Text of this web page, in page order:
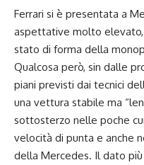
Ferrari si è presentata a
aspettative molto
stato di forma della
Qualcosa però, sin dalle
piani previsti dai tecnici
una vettura stabile ma
sottosterzo nelle poche
velocità di punta e anche
della Mercedes. Il dato